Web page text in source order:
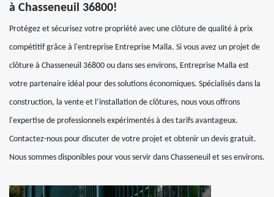
à Chasseneuil 36800!
Protégez et sécurisez votre propriété avec une clôture de qualité à prix
compétitif grâce à l'entreprise Entreprise Malla. Si vous avez un projet de
clôture à Chasseneuil 36800 ou dans ses environs, Entreprise Malla est
votre partenaire idéal pour des solutions économiques. Spécialisés dans la
construction, la vente et l’installation de clôtures, nous vous offrons
l'expertise de professionnels expérimentés à des tarifs avantageux.
Contactez-nous pour discuter de votre projet et obtenir un devis gratuit.
Nous sommes disponibles pour vous servir dans Chasseneuil et ses environs.